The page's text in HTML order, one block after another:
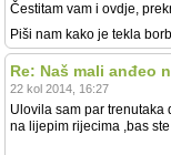
Čestitam vam i ovdje,
Piši nam kako je tekla
Re: Naš mali anđeo
22 kol 2014, 16:27
Ulovila sam par trenutaka
na lijepim rijecima ,bas